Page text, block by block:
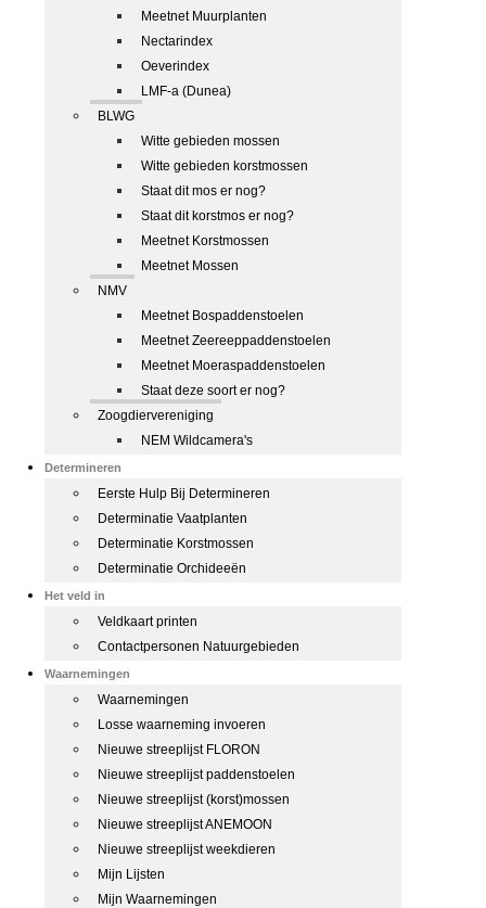
Meetnet Muurplanten
Nectarindex
Oeverindex
LMF-a (Dunea)
BLWG
Witte gebieden mossen
Witte gebieden korstmossen
Staat dit mos er nog?
Staat dit korstmos er nog?
Meetnet Korstmossen
Meetnet Mossen
NMV
Meetnet Bospaddenstoelen
Meetnet Zeereeppaddenstoelen
Meetnet Moeraspaddenstoelen
Staat deze soort er nog?
Zoogdiervereniging
NEM Wildcamera's
Determineren
Eerste Hulp Bij Determineren
Determinatie Vaatplanten
Determinatie Korstmossen
Determinatie Orchideeën
Het veld in
Veldkaart printen
Contactpersonen Natuurgebieden
Waarnemingen
Waarnemingen
Losse waarneming invoeren
Nieuwe streeplijst FLORON
Nieuwe streeplijst paddenstoelen
Nieuwe streeplijst (korst)mossen
Nieuwe streeplijst ANEMOON
Nieuwe streeplijst weekdieren
Mijn Lijsten
Mijn Waarnemingen